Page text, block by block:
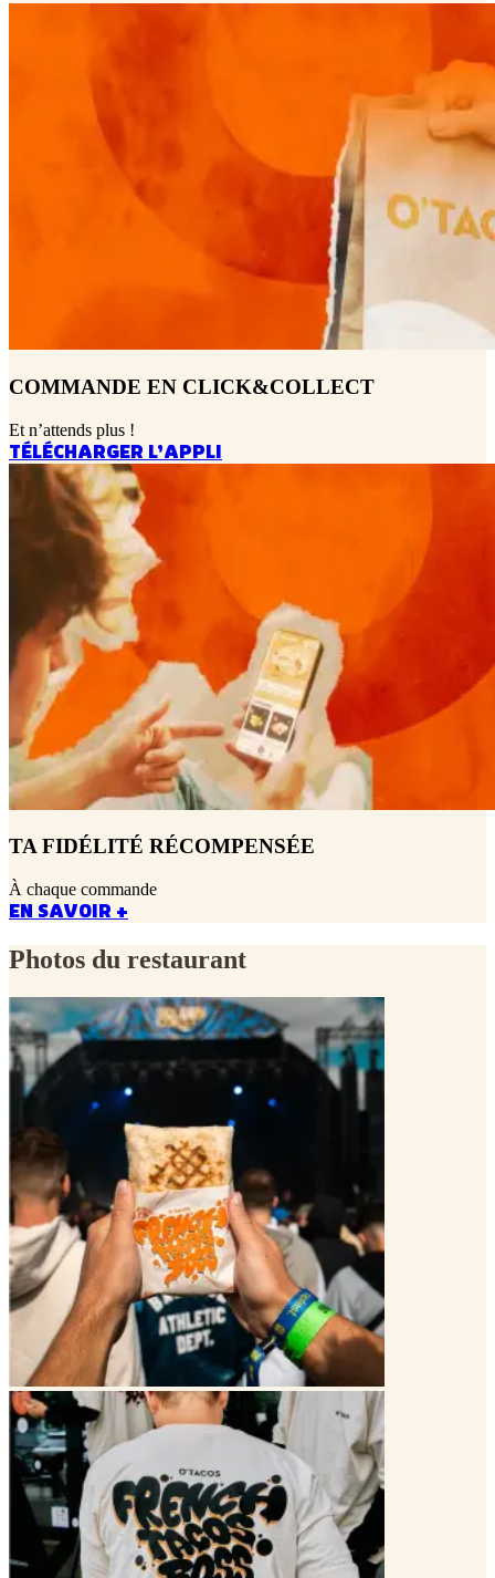
COMMANDE EN CLICK&COLLECT
Et n’attends plus !
TÉLÉCHARGER L’APPLI
TA FIDÉLITÉ RÉCOMPENSÉE
À chaque commande
EN SAVOIR +
Photos du restaurant